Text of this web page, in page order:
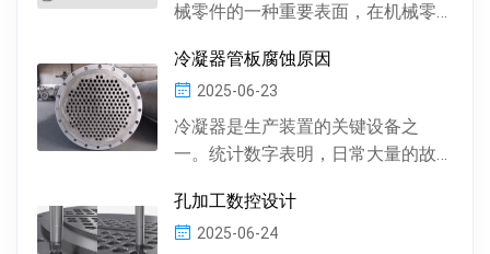
械零件的一种重要表面，在机械零
有圆柱形孔、...
冷凝器管板腐蚀原因
2025-06-23
冷凝器是生产装置的关键设备之
一。统计数字表明，日常大量的故
凝器管材的腐蚀损坏所...
孔加工数控设计
2025-06-24